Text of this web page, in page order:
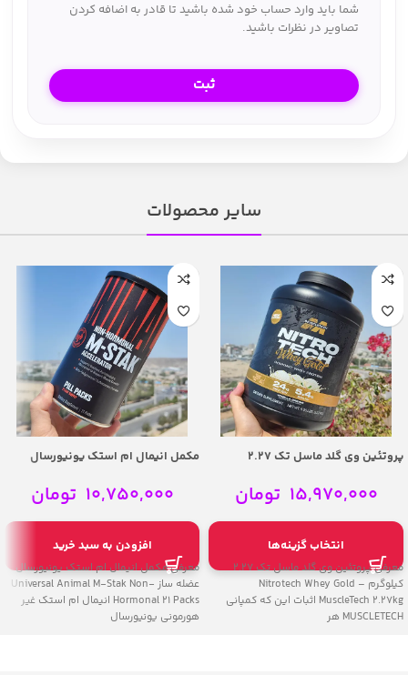
شما باید وارد حساب خود شده باشید تا قادر به اضافه کردن
تصاویر در نظرات باشید.
سایر محصولات
پروتئین وی گلد ماسل تک 2.27
MuscleTech
15,970,000 تومان
انتخاب گزینه‌ها
معرفی پروتئین وی گلد ماسل تک 2.27
کیلوگرم – Nitrotech Whey Gold
MuscleTech 2.27kg اثبات این که کمپانی
MUSCLETECH هر
مکمل انیمال ام استک یونیورسال
Non-Hormonal 21 Packs
10,750,000 تومان
افزودن به سبد خرید
معرفی مکمل انیمال ام استک یونیورسال
عضله ساز Universal Animal M-Stak Non-
Hormonal 21 Packs انیمال ام استک غیر
هورمونی یونیورسال